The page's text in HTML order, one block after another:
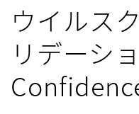
ウイルス
リデーシ